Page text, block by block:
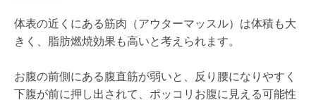
体表の近くにある筋肉（アウターマッスル）は体積も大
きく、脂肪燃焼効果も高いと考えられます。
お腹の前側にある腹直筋が弱いと、反り腰になりやすく
下腹が前に押し出されて、ポッコリお腹に見える可能性